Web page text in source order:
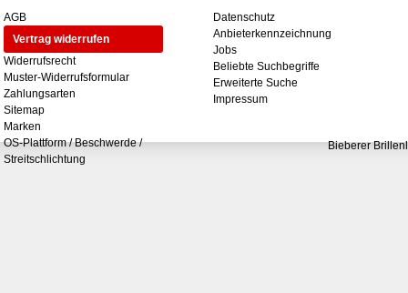
AGB
Vertrag widerrufen
Widerrufsrecht
Muster-Widerrufsformular
Zahlungsarten
Sitemap
Marken
OS-Plattform / Beschwerde /
Streitschlichtung
Datenschutz
Anbieterkennzeichnung
Jobs
Beliebte Suchbegriffe
Erweiterte Suche
Impressum
Bieberer